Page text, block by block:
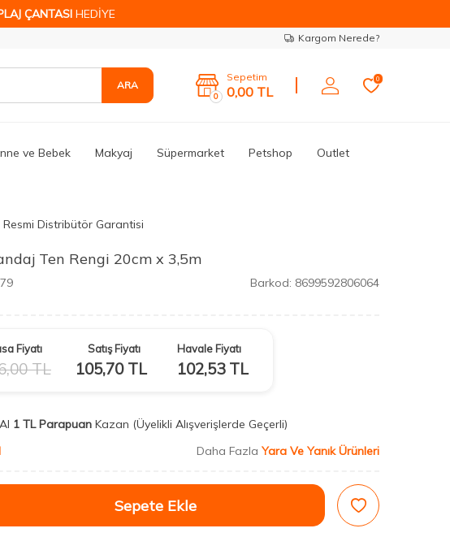
ÇANTASI HEDİYE
Kargom Nerede?
ARA
0
Sepetim
0,00 TL
0
ve Bebek Makyaj Süpermarket Petshop Outlet
Resmi Distribütör Garantisi
Ten Rengi 20cm x 3,5m
Barkod: 8699592806064
Fiyatı
TL
Satış Fiyatı
105,70TL
Havale Fiyatı
102,53TL
1 TL Parapuan Kazan (Üyelikli Alışverişlerde Geçerli)
Daha Fazla Yara Ve Yanık Ürünleri
Sepete Ekle